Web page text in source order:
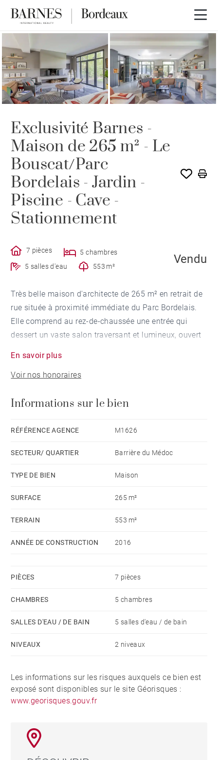
VENDU PAR BARNES
Exclusivité Barnes -
Maison de 265 m² - Le
Bouscat/Parc
Bordelais - Jardin -
Piscine - Cave -
Stationnement
7 pièces
5 chambres
5 salles d'eau
553 m²
Vendu
Très belle maison d'architecte de 265 m² en retrait de
rue située à proximité immédiate du Parc Bordelais.
Elle comprend au rez-de-chaussée une entrée qui
dessert un vaste salon traversant et lumineux, ouvert
cuisine dînatoire indépendante, une arrière cuisine,
ainsi qu'une cave. Au 1er étage, le palier aménagé en
privatives dont une suite parentale avec dressing. Un
et son pool house ainsi qu'un jardin d'accueil avec
placé, proche des commerces, de la Barrière du
Médoc, des écoles et du Tram ligne D.
En savoir plus
Voir nos honoraires
Informations sur le bien
RÉFÉRENCE AGENCE M1626
SECTEUR/ QUARTIER Barrière du Médoc
TYPE DE BIEN Maison
SURFACE 265 m²
TERRAIN 553 m²
ANNÉE DE CONSTRUCTION 2016
PIÈCES 7 pièces
CHAMBRES 5 chambres
SALLES D'EAU / DE BAIN 5 salles d'eau / de bain
NIVEAUX 2 niveaux
Les informations sur les risques auxquels ce bien est
exposé sont disponibles sur le site Géorisques :
www.georisques.gouv.fr